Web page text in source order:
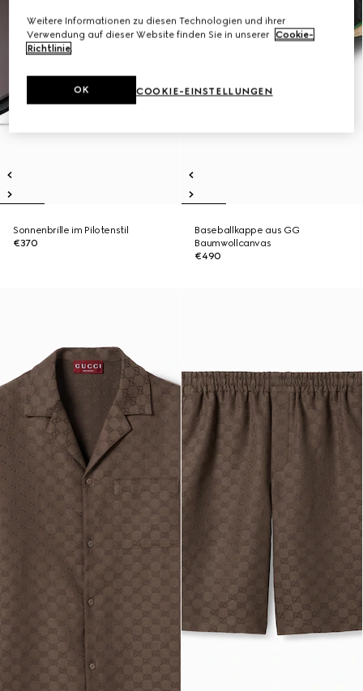
Sonnenbrille im Pilotenstil
€370
Baseballkappe aus GG
Baumwollcanvas
€490
Weitere Informationen zu diesen Technologien und ihrer
Verwendung auf dieser Website finden Sie in unserer Cookie-
Richtlinie.
COOKIE-EINSTELLUNGEN
OK